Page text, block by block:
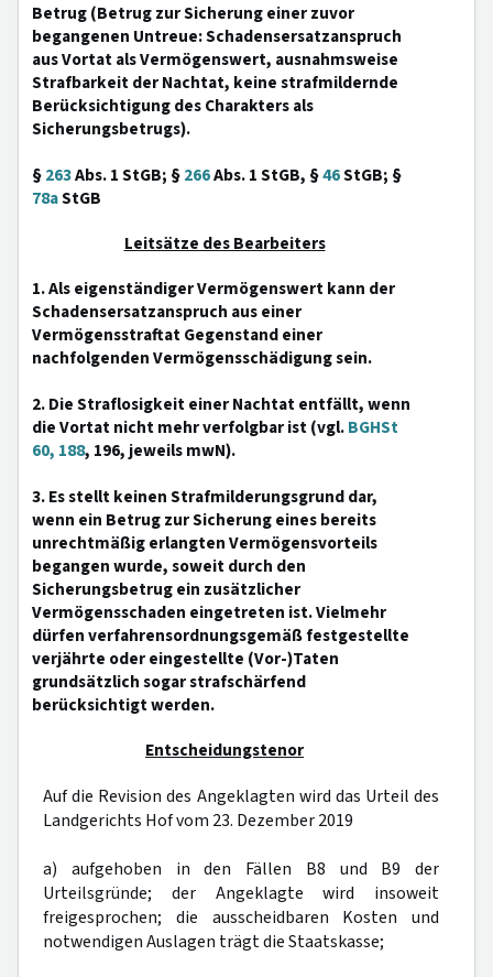
Betrug (Betrug zur Sicherung einer zuvor
begangenen Untreue: Schadensersatzanspruch
aus Vortat als Vermögenswert, ausnahmsweise
Strafbarkeit der Nachtat, keine strafmildernde
Berücksichtigung des Charakters als
Sicherungsbetrugs).
§263Abs. 1 StGB; §266Abs. 1 StGB, §46StGB; §
78aStGB
Leitsätze des Bearbeiters
1. Als eigenständiger Vermögenswert kann der
Schadensersatzanspruch aus einer
Vermögensstraftat Gegenstand einer
nachfolgenden Vermögensschädigung sein.
2. Die Straflosigkeit einer Nachtat entfällt, wenn
die Vortat nicht mehr verfolgbar ist (vgl.BGHSt
60, 188, 196, jeweils mwN).
3. Es stellt keinen Strafmilderungsgrund dar,
wenn ein Betrug zur Sicherung eines bereits
unrechtmäßig erlangten Vermögensvorteils
begangen wurde, soweit durch den
Sicherungsbetrug ein zusätzlicher
Vermögensschaden eingetreten ist. Vielmehr
dürfen verfahrensordnungsgemäß festgestellte
verjährte oder eingestellte (Vor-)Taten
grundsätzlich sogar strafschärfend
berücksichtigt werden.
Entscheidungstenor
Auf die Revision des Angeklagten wird das Urteil des
Landgerichts Hof vom 23. Dezember 2019
a) aufgehoben in den Fällen B8 und B9 der
Urteilsgründe; der Angeklagte wird insoweit
freigesprochen; die ausscheidbaren Kosten und
notwendigen Auslagen trägt die Staatskasse;